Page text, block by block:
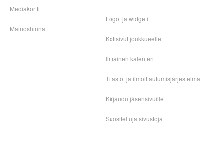
Mediakortti
Mainoshinnat
Logot ja widgetit
Kotisivut joukkueelle
Ilmainen kalenteri
Tilastot ja ilmoittautumisjärjestelmä
Kirjaudu jäsensivuille
Suositeltuja sivustoja